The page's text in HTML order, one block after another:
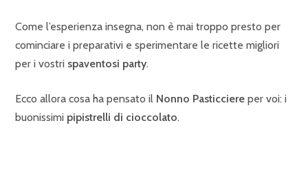
Come l’esperienza insegna, non è mai troppo presto per
cominciare i preparativi e sperimentare le ricette migliori
per i vostri spaventosi party.
Ecco allora cosa ha pensato il Nonno Pasticciere per voi: i
buonissimi pipistrelli di cioccolato.